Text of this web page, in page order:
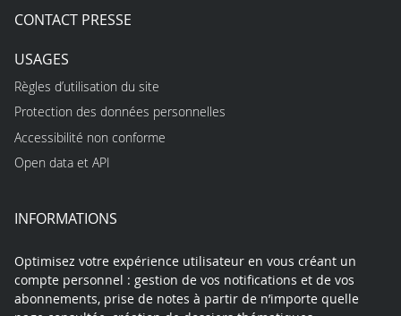
CONTACT PRESSE
USAGES
Règles d’utilisation du site
Protection des données personnelles
Accessibilité non conforme
Open data et API
INFORMATIONS
Optimisez votre expérience utilisateur en vous créant un
compte personnel : gestion de vos notifications et de vos
abonnements, prise de notes à partir de n’importe quelle